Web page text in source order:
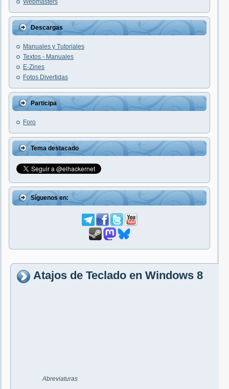
Webmasters
Descargas
Manuales y Tutoriales
Textos - Manuales
E-Zines
Fotos Divertidas
Participa
Foro
Tema destacado
Síguenos en:
Atajos de Teclado en Windows 8
Abreviaturas